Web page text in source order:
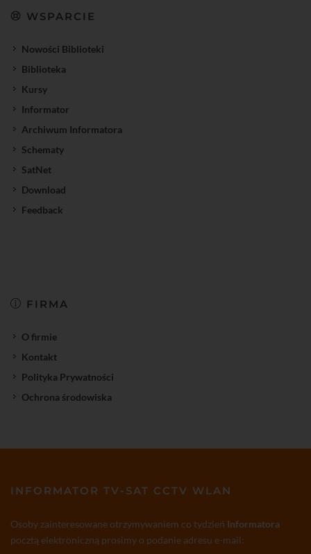
WSPARCIE
Nowości Biblioteki
Biblioteka
Kursy
Informator
Archiwum Informatora
Schematy
SatNet
Download
Feedback
FIRMA
O firmie
Kontakt
Polityka Prywatności
Ochrona środowiska
INFORMATOR TV-SAT CCTV WLAN
Osoby zainteresowane otrzymywaniem co tydzień Informatora
pocztą elektroniczną prosimy o podanie adresu e-mail: